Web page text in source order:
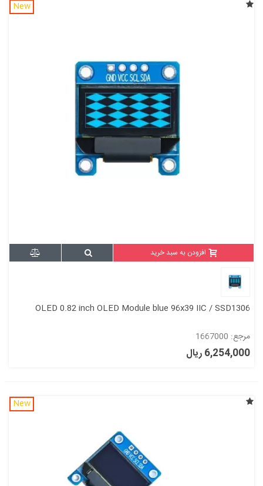
New
افزودن به سبد خرید
OLED 0.82 inch OLED Module blue 96x39 IIC / SSD1306
مرجع: 1667000
6,254,000 ریال
New